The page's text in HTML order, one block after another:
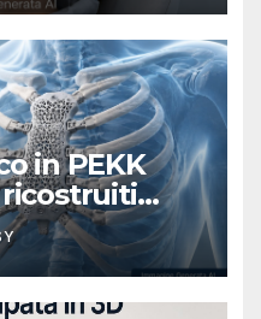
in PEKK
dopo un